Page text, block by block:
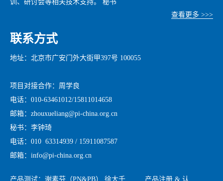
训、研讨会等相关技术支持。 秘书
查看更多 >>>
联系方式
地址：北京市广安门外大街甲397号 100055
项目对接合作：周学良
电话：010-63461012/15811014658
邮箱：zhouxueliang@pi-china.org.cn
秘书：李钟琦
电话：010 63314939 / 15911087587
邮箱：info@pi-china.org.cn
产品测试：谢素芬（PN&PB） 徐大千 产品注册 & 认